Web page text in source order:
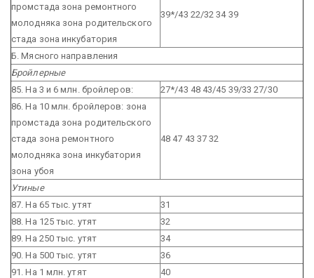
промстада зона ремонтного
молодняка зона родительского
стада зона инкубатория
39*/43 22/32 3439
Б. Мясного направления
Бройлерные
85. На 3 и 6 млн. бройлеров:
27*/43 4843/45 39/33 27/30
86. На 10 млн. бройлеров: зона
промстада зона родительского
стада зона ремонтного
молодняка зона инкубатория
зона убоя
48 47 43 37 32
Утиные
87. На 65 тыс. утят
31
88. На 125 тыс. утят
32
89. На 250 тыс. утят
34
90. На 500 тыс. утят
36
91. На 1 млн. утят
40